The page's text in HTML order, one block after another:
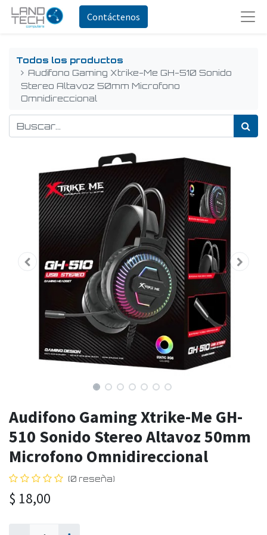
Contáctenos
Todos los productos
Audifono Gaming Xtrike-Me GH-510 Sonido
Stereo Altavoz 50mm Microfono
Omnidireccional
Audifono Gaming Xtrike-Me GH-
510 Sonido Stereo Altavoz 50mm
Microfono Omnidireccional
(0 reseña)
$ 18,00